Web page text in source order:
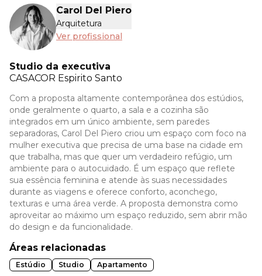
Carol Del Piero
Arquitetura
Ver profissional
Studio da executiva
CASACOR Espirito Santo
Com a proposta altamente contemporânea dos estúdios,
onde geralmente o quarto, a sala e a cozinha são
integrados em um único ambiente, sem paredes
separadoras, Carol Del Piero criou um espaço com foco na
mulher executiva que precisa de uma base na cidade em
que trabalha, mas que quer um verdadeiro refúgio, um
ambiente para o autocuidado. É um espaço que reflete
sua essência feminina e atende às suas necessidades
durante as viagens e oferece conforto, aconchego,
texturas e uma área verde. A proposta demonstra como
aproveitar ao máximo um espaço reduzido, sem abrir mão
do design e da funcionalidade.
Áreas relacionadas
Estúdio Studio Apartamento